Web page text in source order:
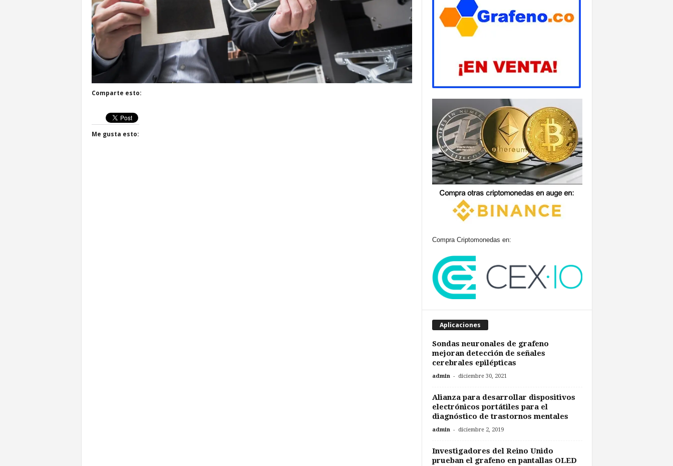
Comparte esto:
Me gusta esto:
Compra Criptomonedas en:
Aplicaciones
Sondas neuronales de grafeno
mejoran detección de señales
cerebrales epilépticas
admin - diciembre 30, 2021
Alianza para desarrollar dispositivos
electrónicos portátiles para el
diagnóstico de trastornos mentales
admin - diciembre 2, 2019
Investigadores del Reino Unido
prueban el grafeno en pantallas OLED